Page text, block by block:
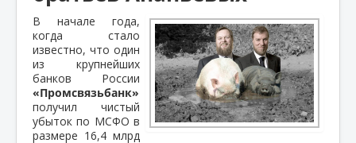
В начале года,
когда стало
известно, что один
из крупнейших
банков России
«Промсвязьбанк»
получил чистый
убыток по МСФО в
размере 16,4 млрд